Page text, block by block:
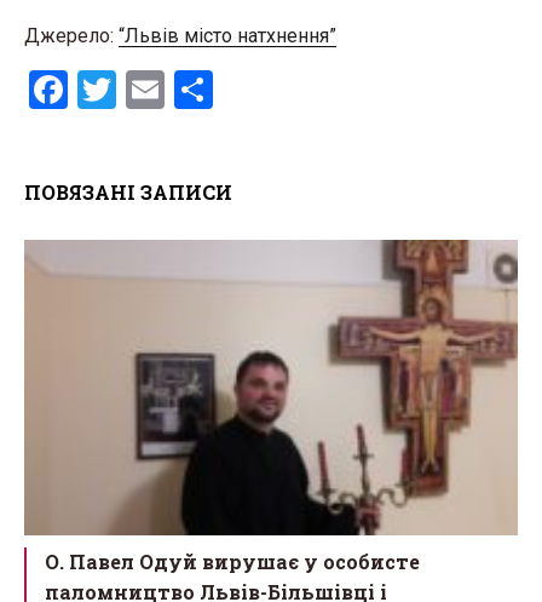
Джерело: “Львів місто натхнення”
F
b
o
o
T
er
E
e
ПОВЯЗАНІ ЗАПИСИ
О. Павел Одуй вирушає у особисте
паломництво Львів-Більшівці і